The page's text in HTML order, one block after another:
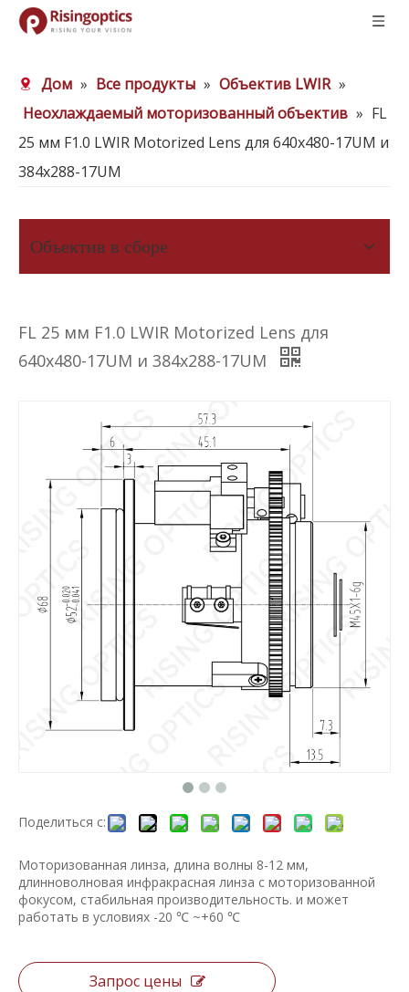
Дом » Все продукты » Объектив LWIR »
Неохлаждаемый моторизованный объектив » FL
25 мм F1.0 LWIR Motorized Lens для 640x480-17UM и
384x288-17UM
Объектив в сборе
FL 25 мм F1.0 LWIR Motorized Lens для
640x480-17UM и 384x288-17UM
Поделиться с:
Моторизованная линза, длина волны 8-12 мм,
длинноволновая инфракрасная линза с моторизованной
фокусом, стабильная производительность. и может
работать в условиях -20 ℃ ~+60 ℃
Запрос цены